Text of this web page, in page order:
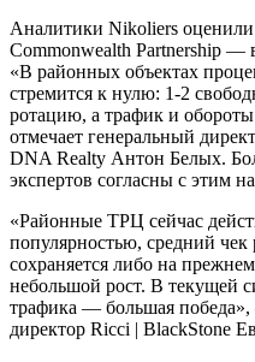
Аналитики Nikoliers оценили
Commonwealth Partnership
«В районных объектах
стремится к нулю: 1-2
ротацию, а трафик и
отмечает генеральный
DNA Realty Антон Белых.
экспертов согласны с этим
«Районные ТРЦ сейчас
популярностью, средний чек
сохраняется либо на
небольшой рост. В текущей
трафика — большая
директор Ricci | BlackStone